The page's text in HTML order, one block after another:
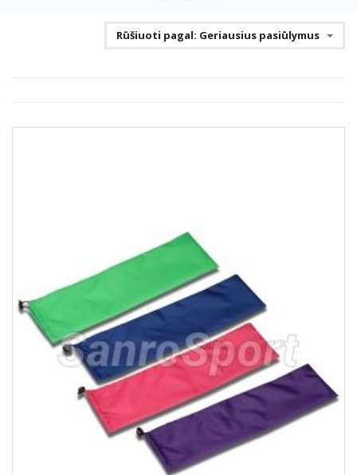
Rūšiuoti pagal: Geriausius pasiūlymus